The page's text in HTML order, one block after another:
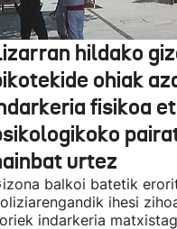
hildako
ohiak
fisikoa
urtez
balkoi batetik
ihesi
indarkeria